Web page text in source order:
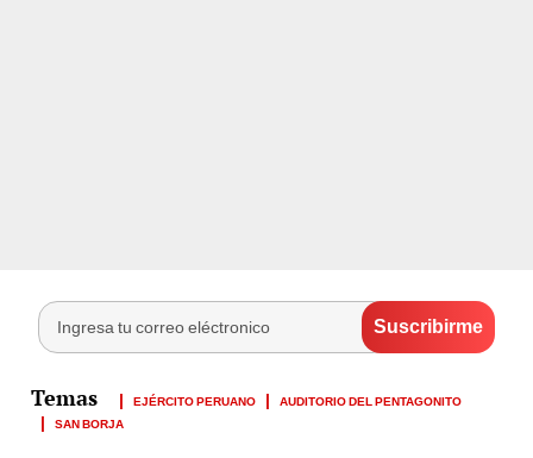
EJÉRCITO PERUANO
AUDITORIO DEL PENTAGONITO
SAN BORJA